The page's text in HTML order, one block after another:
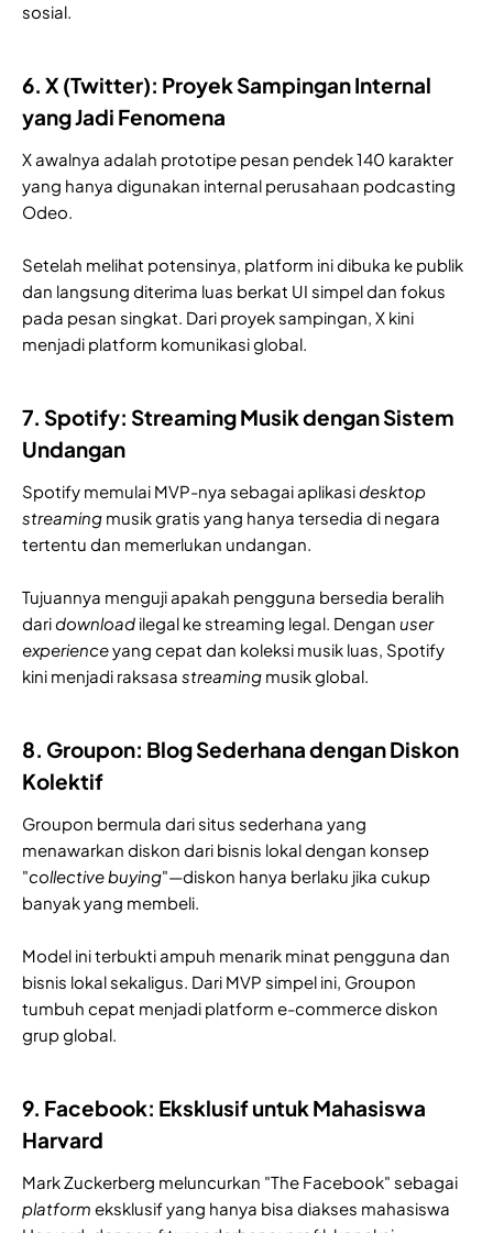
sosial.
6. X (Twitter): Proyek Sampingan Internal
yang Jadi Fenomena
X awalnya adalah prototipe pesan pendek 140 karakter
yang hanya digunakan internal perusahaan podcasting
Odeo.
Setelah melihat potensinya, platform ini dibuka ke publik
dan langsung diterima luas berkat UI simpel dan fokus
pada pesan singkat. Dari proyek sampingan, X kini
menjadi platform komunikasi global.
7. Spotify: Streaming Musik dengan Sistem
Undangan
Spotify memulai MVP-nya sebagai aplikasidesktop
streaming musik gratis yang hanya tersedia di negara
tertentu dan memerlukan undangan.
Tujuannya menguji apakah pengguna bersedia beralih
daridownload ilegal ke streaming legal. Dengan user
experienceyang cepat dan koleksi musik luas, Spotify
kini menjadi raksasa streaming musik global.
8. Groupon: Blog Sederhana dengan Diskon
Kolektif
Groupon bermula dari situs sederhana yang
menawarkan diskon dari bisnis lokal dengan konsep
"collective buying"—diskon hanya berlaku jika cukup
banyak yang membeli.
Model ini terbukti ampuh menarik minat pengguna dan
bisnis lokal sekaligus. Dari MVP simpel ini, Groupon
tumbuh cepat menjadi platform e-commerce diskon
grup global.
9. Facebook: Eksklusif untuk Mahasiswa
Harvard
Mark Zuckerberg meluncurkan "The Facebook" sebagai
platform eksklusif yang hanya bisa diakses mahasiswa